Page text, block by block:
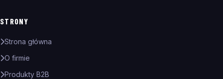
STRONY
Strona główna
O firmie
Produkty B2B